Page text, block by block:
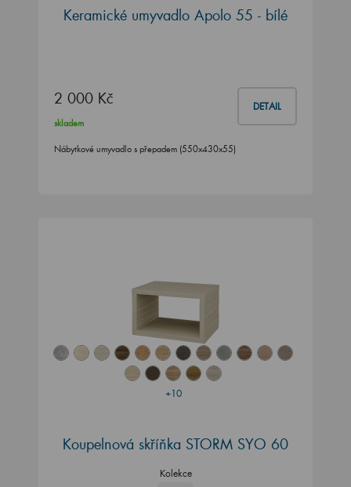
Keramické umyvadlo Apolo 55 - bílé
2 000 Kč DETAIL
skladem
Nábytkové umyvadlo s přepadem (550x430x55)
+10
Koupelnová skříňka STORM SYO 60
Kolekce